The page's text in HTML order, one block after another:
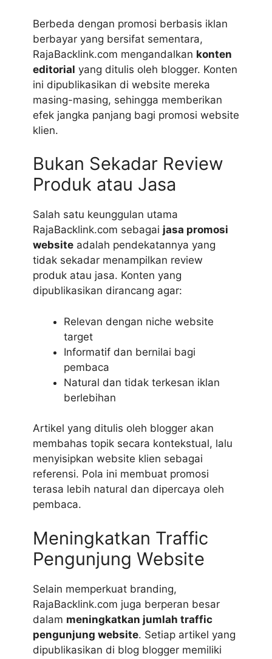
Berbeda dengan promosi berbasis iklan
berbayar yang bersifat sementara,
RajaBacklink.com mengandalkan konten
editorial yang ditulis oleh blogger. Konten
ini dipublikasikan di website mereka
masing-masing, sehingga memberikan
efek jangka panjang bagi promosi website
klien.
Bukan Sekadar Review
Produk atau Jasa
Salah satu keunggulan utama
RajaBacklink.com sebagai jasa promosi
website adalah pendekatannya yang
tidak sekadar menampilkan review
produk atau jasa. Konten yang
dipublikasikan dirancang agar:
Relevan dengan niche website
target
Informatif dan bernilai bagi
pembaca
Natural dan tidak terkesan iklan
berlebihan
Artikel yang ditulis oleh blogger akan
membahas topik secara kontekstual, lalu
menyisipkan website klien sebagai
referensi. Pola ini membuat promosi
terasa lebih natural dan dipercaya oleh
pembaca.
Meningkatkan Traffic
Pengunjung Website
Selain memperkuat branding,
RajaBacklink.com juga berperan besar
dalam meningkatkan jumlah traffic
pengunjung website. Setiap artikel yang
dipublikasikan di blog blogger memiliki